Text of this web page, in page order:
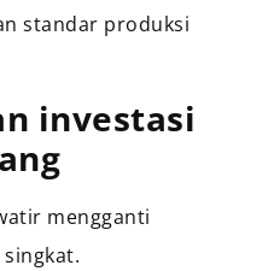
standar produksi
investasi
mengganti